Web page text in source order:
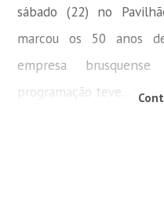
sábado (22) no
marcou os 50 anos
empresa
programação teve...